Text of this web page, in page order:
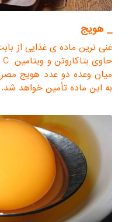
_ هویج
غنی ترین ماده ی غذایی از
میان وعده دو عدد هویج
به این ماده تأمین خواهد شد.